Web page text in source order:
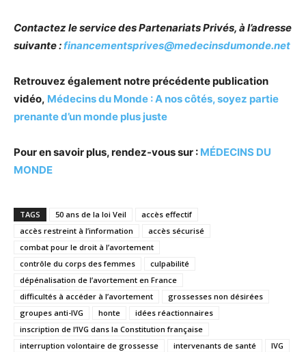
Contactez le service des Partenariats Privés, à l’adresse
suivante :financementsprives@medecinsdumonde.net
Retrouvez également notre précédente publication
vidéo, Médecins du Monde : A nos côtés, soyez partie
prenante d’un monde plus juste
Pour en savoir plus, rendez-vous sur : MÉDECINS DU
MONDE
TAGS 50 ans de la loi Veil
accès effectif
accès restreint à l’information
accès sécurisé
combat pour le droit à l’avortement
contrôle du corps des femmes
culpabilité
dépénalisation de l’avortement en France
difficultés à accéder à l’avortement
grossesses non désirées
groupes anti-IVG
honte
idées réactionnaires
inscription de l’IVG dans la Constitution française
interruption volontaire de grossesse
intervenants de santé
IVG